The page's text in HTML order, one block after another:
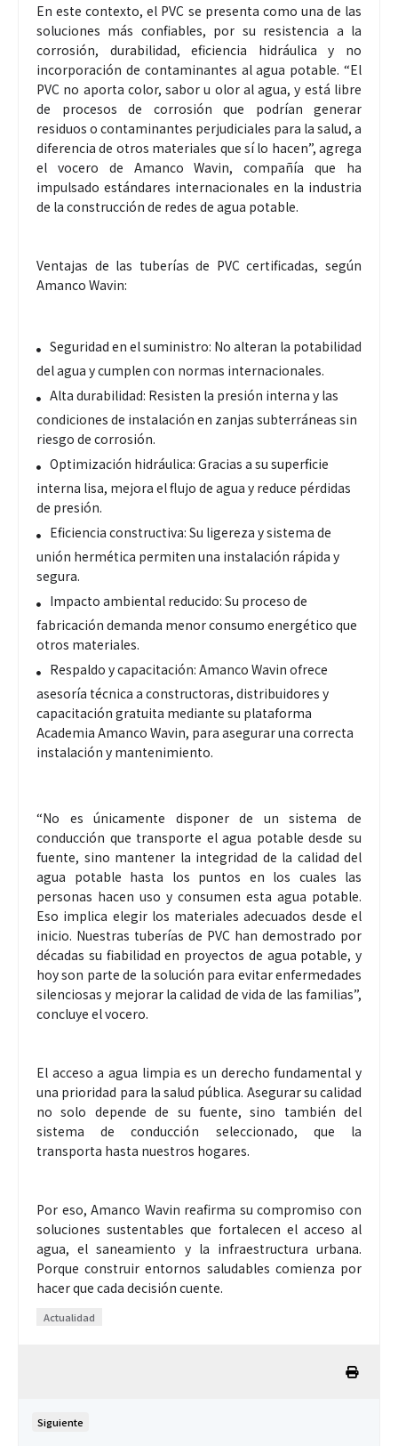
En este contexto, el PVC se presenta como una de las
soluciones más confiables, por su resistencia a la
corrosión, durabilidad, eficiencia hidráulica y no
incorporación de contaminantes al agua potable. “El
PVC no aporta color, sabor u olor al agua, y está libre
de procesos de corrosión que podrían generar
residuos o contaminantes perjudiciales para la salud, a
diferencia de otros materiales que sí lo hacen”, agrega
el vocero de Amanco Wavin, compañía que ha
impulsado estándares internacionales en la industria
de la construcción de redes de agua potable.
Ventajas de las tuberías de PVC certificadas, según
Amanco Wavin:
Seguridad en el suministro: No alteran la potabilidad
del agua y cumplen con normas internacionales.
Alta durabilidad: Resisten la presión interna y las
condiciones de instalación en zanjas subterráneas sin
riesgo de corrosión.
Optimización hidráulica: Gracias a su superficie
interna lisa, mejora el flujo de agua y reduce pérdidas
de presión.
Eficiencia constructiva: Su ligereza y sistema de
unión hermética permiten una instalación rápida y
segura.
Impacto ambiental reducido: Su proceso de
fabricación demanda menor consumo energético que
otros materiales.
Respaldo y capacitación: Amanco Wavin ofrece
asesoría técnica a constructoras, distribuidores y
capacitación gratuita mediante su plataforma
Academia Amanco Wavin, para asegurar una correcta
instalación y mantenimiento.
“No es únicamente disponer de un sistema de
conducción que transporte el agua potable desde su
fuente, sino mantener la integridad de la calidad del
agua potable hasta los puntos en los cuales las
personas hacen uso y consumen esta agua potable.
Eso implica elegir los materiales adecuados desde el
inicio. Nuestras tuberías de PVC han demostrado por
décadas su fiabilidad en proyectos de agua potable, y
hoy son parte de la solución para evitar enfermedades
silenciosas y mejorar la calidad de vida de las familias”,
concluye el vocero.
El acceso a agua limpia es un derecho fundamental y
una prioridad para la salud pública. Asegurar su calidad
no solo depende de su fuente, sino también del
sistema de conducción seleccionado, que la
transporta hasta nuestros hogares.
Por eso, Amanco Wavin reafirma su compromiso con
soluciones sustentables que fortalecen el acceso al
agua, el saneamiento y la infraestructura urbana.
Porque construir entornos saludables comienza por
hacer que cada decisión cuente.
Actualidad
Siguiente